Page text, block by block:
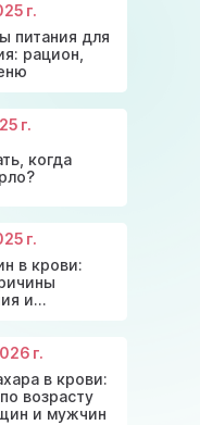
в
и
г.
питания для
рацион,
г.
когда
г.
в крови:
и
г.
в крови:
возрасту
и мужчин